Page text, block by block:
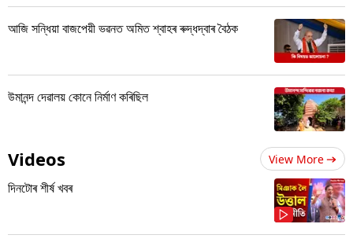
আজি সন্ধিয়া বাজপেয়ী ভৱনত অমিত শ্বাহৰ ৰুদ্ধদ্বাৰ বৈঠক
উমানন্দ দেৱালয় কোনে নিৰ্মাণ কৰিছিল
Videos View More
দিনটোৰ শীৰ্ষ খবৰ